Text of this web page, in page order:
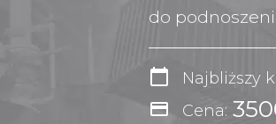
do
calendar_today Najbliższy
credit_card Cena: